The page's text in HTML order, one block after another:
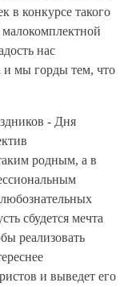
в конкурсе такого
нас
и мы горды тем, что
- Дня
родным, а в
сбудется мечта
реализовать
и выведет его